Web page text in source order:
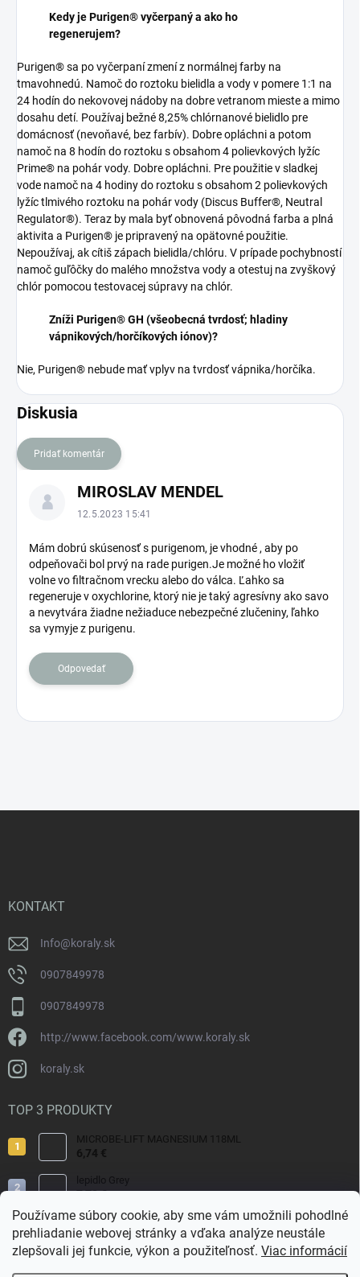
Používame súbory cookie, aby sme vám umožnili pohodlné
prehliadanie webovej stránky a vďaka analýze neustále
zlepšovali jej funkcie, výkon a použiteľnosť. Viac informácií
Kedy je Purigen® vyčerpaný a ako ho
regenerujem?
Purigen® sa po vyčerpaní zmení z normálnej farby na
tmavohnedú. Namoč do roztoku bielidla a vody v pomere 1:1 na
24 hodín do nekovovej nádoby na dobre vetranom mieste a mimo
dosahu detí. Používaj bežné 8,25% chlórnanové bielidlo pre
domácnosť (nevoňavé, bez farbív). Dobre opláchni a potom
namoč na 8 hodín do roztoku s obsahom 4 polievkových lyžíc
Prime® na pohár vody. Dobre opláchni. Pre použitie v sladkej
vode namoč na 4 hodiny do roztoku s obsahom 2 polievkových
lyžíc tlmivého roztoku na pohár vody (Discus Buffer®, Neutral
Regulator®). Teraz by mala byť obnovená pôvodná farba a plná
aktivita a Purigen® je pripravený na opätovné použitie.
Nepoužívaj, ak cítiš zápach bielidla/chlóru. V prípade pochybností
namoč guľôčky do malého množstva vody a otestuj na zvyškový
chlór pomocou testovacej súpravy na chlór.
Zníži Purigen® GH (všeobecná tvrdosť; hladiny
vápnikových/horčíkových iónov)?
Nie, Purigen® nebude mať vplyv na tvrdosť vápnika/horčíka.
Diskusia
Pridať komentár
MIROSLAV MENDEL
12.5.2023 15:41
Mám dobrú skúsenosť s purigenom, je vhodné , aby po
odpeňovači bol prvý na rade purigen.Je možné ho vložiť
volne vo filtračnom vrecku alebo do válca. Ľahko sa
regeneruje v oxychlorine, ktorý nie je taký agresívny ako savo
a nevytvára žiadne nežiaduce nebezpečné zlučeniny, ľahko
sa vymyje z purigenu.
Odpovedať
KONTAKT
Info@koraly.sk
0907849978
0907849978
http://www.facebook.com/www.koraly.sk
koraly.sk
TOP 3 PRODUKTY
MICROBE-LIFT MAGNESIUM 118ML
6,74 €
lepidlo Grey
7,70 €
Reef Salt 2kg Bag.
9,80 €